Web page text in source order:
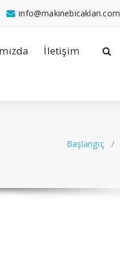
info@makinebicaklari.com
İletişim
Başlangıç/